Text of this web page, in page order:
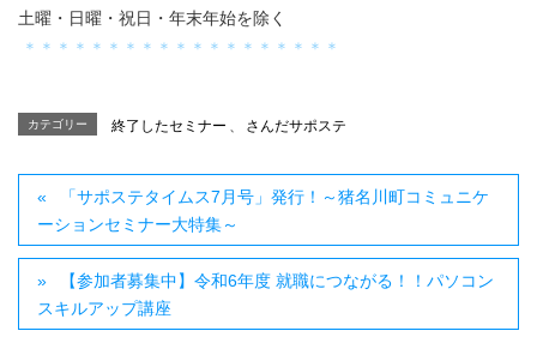
土曜・日曜・祝日・年末年始を除く
＊＊＊＊＊＊＊＊＊＊＊＊＊＊＊＊＊＊＊
カテゴリー 終了したセミナー 、 さんだサポステ
「サポステタイムス7月号」発行！～猪名川町コミュニケ
ーションセミナー大特集～
【参加者募集中】令和6年度 就職につながる！！パソコン
スキルアップ講座